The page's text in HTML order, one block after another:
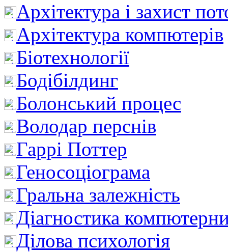
Архітектура і захист
Архітектура компютерів
Біотехнології
Бодібілдинг
Болонський процес
Володар перснів
Гаррі Поттер
Геносоціограма
Гральна залежність
Діагностика
Ділова психологія